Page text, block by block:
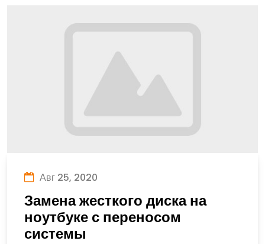
Авг 25, 2020
Замена жесткого диска на
ноутбуке с переносом
системы